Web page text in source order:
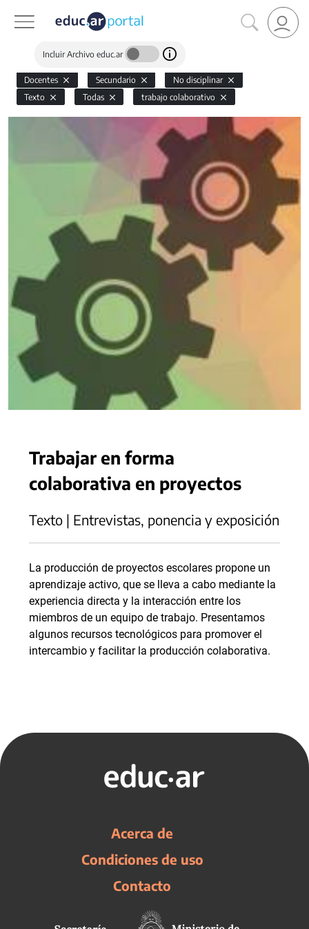
Incluir Archivo educ.ar
Docentes Secundario
No disciplinar
Texto
Todas trabajo colaborativo
Trabajar en forma
colaborativa en proyectos
Texto | Entrevistas, ponencia y exposición
La producción de proyectos escolares propone un
aprendizaje activo, que se lleva a cabo mediante la
experiencia directa y la interacción entre los
miembros de un equipo de trabajo. Presentamos
algunos recursos tecnológicos para promover el
intercambio y facilitar la producción colaborativa.
Acerca de
Condiciones de uso
Contacto